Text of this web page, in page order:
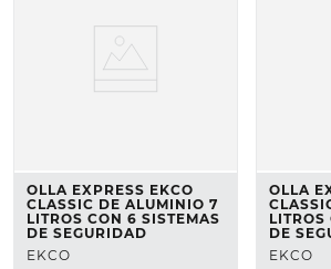
OLLA EXPRESS EKCO
CLASSIC DE ALUMINIO 7
LITROS CON 6 SISTEMAS
DE SEGURIDAD
EKCO
OLLA
LITROS
DE
EKCO